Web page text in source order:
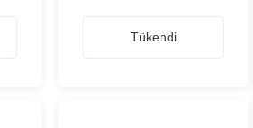
Tükendi